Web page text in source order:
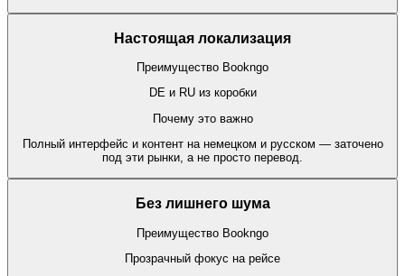
Настоящая локализация
Преимущество Bookngo
DE и RU из коробки
Почему это важно
Полный интерфейс и контент на немецком и русском — заточено
под эти рынки, а не просто перевод.
Без лишнего шума
Преимущество Bookngo
Прозрачный фокус на рейсе